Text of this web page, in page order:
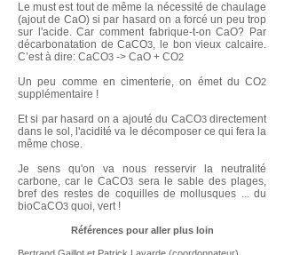
Le must est tout de même la nécessité de chaulage
(ajout de CaO) si par hasard on a forcé un peu trop
sur l'acide. Car comment fabrique-t-on CaO? Par
décarbonatation de CaCO3, le bon vieux calcaire.
C’est à dire: CaCO3 -> CaO + CO2
Un peu comme en cimenterie, on émet du CO2
supplémentaire !
Et si par hasard on a ajouté du CaCO3directement
dans le sol, l'acidité va le décomposer ce qui fera la
même chose.
Je sens qu'on va nous resservir la neutralité
carbone, car le CaCO3 sera le sable des plages,
bref des restes de coquilles de mollusques ... du
bioCaCO3 quoi, vert !
Références pour aller plus loin